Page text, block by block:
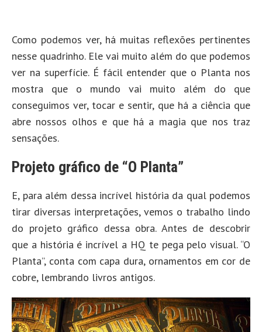
Como podemos ver, há muitas reflexões pertinentes
nesse quadrinho. Ele vai muito além do que podemos
ver na superfície. É fácil entender que o Planta nos
mostra que o mundo vai muito além do que
conseguimos ver, tocar e sentir, que há a ciência que
abre nossos olhos e que há a magia que nos traz
sensações.
Projeto gráfico de “O Planta”
E, para além dessa incrível história da qual podemos
tirar diversas interpretações, vemos o trabalho lindo
do projeto gráfico dessa obra. Antes de descobrir
que a história é incrível a HQ te pega pelo visual. “O
Planta”, conta com capa dura, ornamentos em cor de
cobre, lembrando livros antigos.